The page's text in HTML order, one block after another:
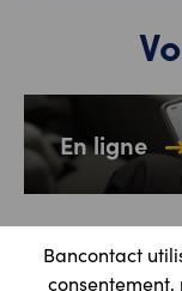
Bancontact
consentement,
En ligne